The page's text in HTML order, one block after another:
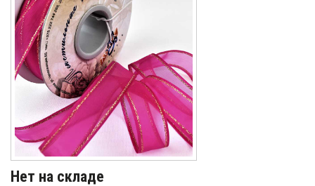
Нет на складе